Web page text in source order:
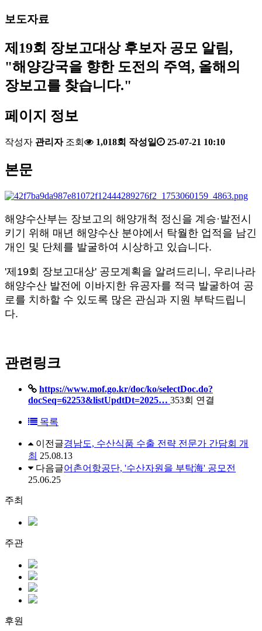
보도자료
제19회 장보고대상 후보자 공모 알림,
"해양강국을 향한 도전의 주역, 올해의
장보고를 찾습니다."
페이지 정보
작성자 관리자 조회 1,018회 작성일 25-07-21 10:10
본문
해양수산부는 장보고의 해양개척 정신을 계승·발전시
키기 위해 매년 해양수산 분야에서 탁월한 업적을 남긴
개인 및 단체를 발굴하여 시상하고 있습니다.
'제19회 장보고대상' 공모계획을 알려드리니, 우리나라
해양수산 발전에 이바지한 유공자를 적극 발굴하여 공
로를 치하할 수 있도록 많은 관심과 지원 부탁드립니
다.
관련링크
https://www.mof.go.kr/doc/ko/selectDoc.do?
docSeq=62253&listUpdtDt=2025… 353회 연결
목록
이전글경남도, 수산식품 수출 전략 전문가 간담회 개
최 25.08.13
다음글어촌어항공단, '수산자원을 부탁海' 공모전
25.06.25
주최
주관
후원